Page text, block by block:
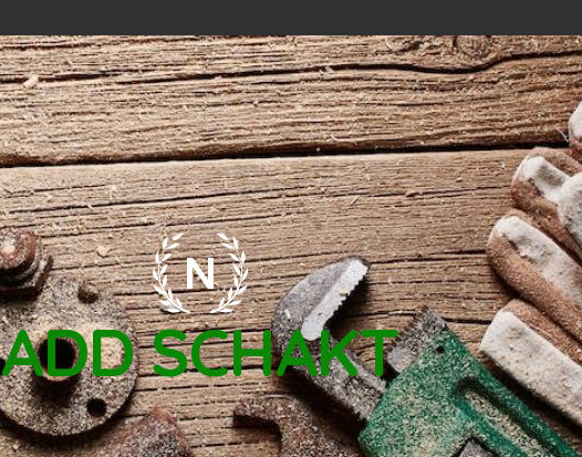
ADD SCHAKT